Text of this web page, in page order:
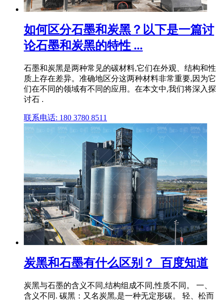
如何区分石墨和炭黑？以下是一篇讨
论石墨和炭黑的特性 ...
石墨和炭黑是两种常见的碳材料,它们在外观、结构和性
质上存在差异。准确地区分这两种材料非常重要,因为它
们在不同的领域有不同的应用。在本文中,我们将深入探
讨石 .
联系电话: 180 3780 8511
炭黑和石墨有什么区别？_百度知道
炭黑与石墨的含义不同,结构组成不同,性质不同。 一、
含义不同. 碳黑：又名炭黑,是一种无定形碳。 轻、松而